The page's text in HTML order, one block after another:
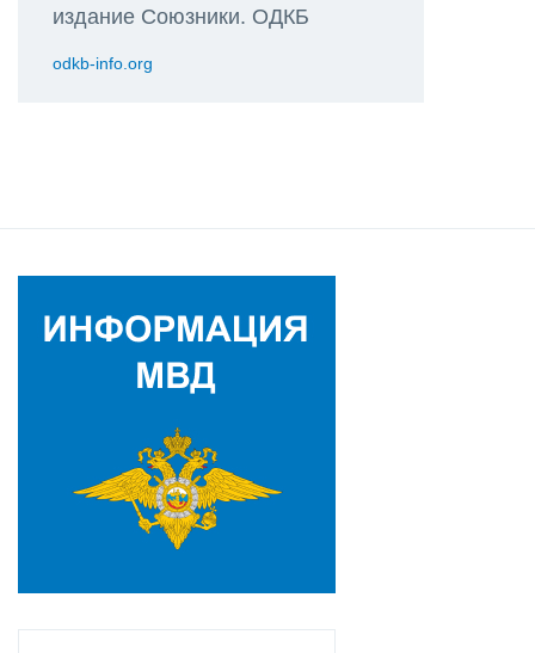
издание Союзники. ОДКБ
odkb-info.org